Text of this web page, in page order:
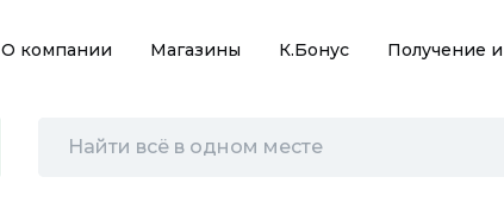
О компании Магазины К.Бонус Получение и